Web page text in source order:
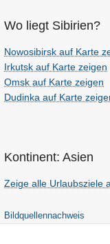
Wo liegt Sibirien?
Nowosibirsk auf Karte
Irkutsk auf Karte zeigen
Omsk auf Karte zeigen
Dudinka auf Karte
Kontinent: Asien
Zeige alle Urlaubsziele
Bildquellennachweis